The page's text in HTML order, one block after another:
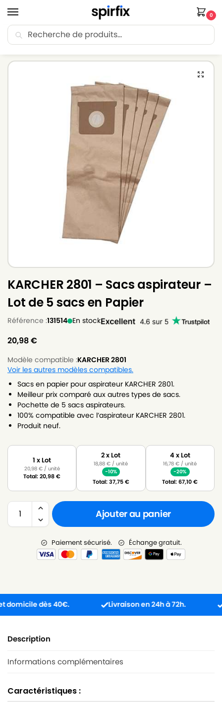
0
🚚 Livraison Point Relais offerte dès 30€ d’achat.
KARCHER 2801 – Sacs aspirateur –
Lot de 5 sacs en Papier
Référence :131514 En stock
20,98€
Modèle compatible :KARCHER 2801
Voir les autres modèles compatibles.
Sacs en papier pour aspirateur KARCHER 2801.
Meilleur prix comparé aux autres types de sacs.
Pochette de 5 sacs aspirateurs.
100% compatible avec l’aspirateur KARCHER 2801.
Produit neuf.
1 x Lot
20,98 €/ unité
Total:20,98€
2 x Lot
18,88€ / unité
-10%
Total:37,75€
4 x Lot
16,78€ / unité
-20%
Total:67,10€
Ajouter au panier
Paiement sécurisé. Échange gratuit.
dès 40€. Livraison en 24h à 72h.
Description
Informations complémentaires
Caractéristiques :